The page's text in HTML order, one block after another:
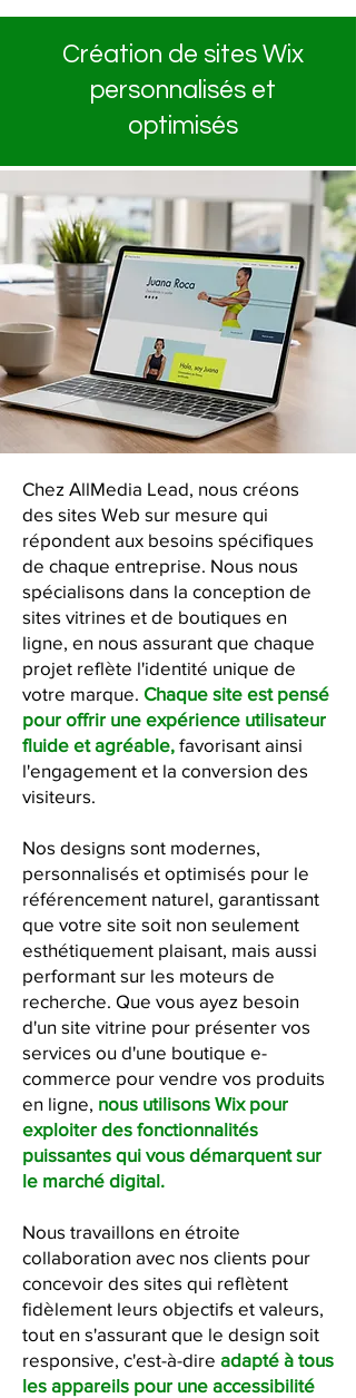
Création de sites Wix
personnalisés et
optimisés
Chez AllMedia Lead, nous créons
des sites Web sur mesure qui
répondent aux besoins spécifiques
de chaque entreprise. Nous nous
spécialisons dans la conception de
sites vitrines et de boutiques en
ligne, en nous assurant que chaque
projet reflète l'identité unique de
votre marque. Chaque site est pensé
pour offrir une expérience utilisateur
fluide et agréable, favorisant ainsi
l'engagement et la conversion des
visiteurs.
Nos designs sont modernes,
personnalisés et optimisés pour le
référencement naturel, garantissant
que votre site soit non seulement
esthétiquement plaisant, mais aussi
performant sur les moteurs de
recherche. Que vous ayez besoin
d'un site vitrine pour présenter vos
services ou d'une boutique e-
commerce pour vendre vos produits
en ligne, nous utilisons Wix pour
exploiter des fonctionnalités
puissantes qui vous démarquent sur
le marché digital.
Nous travaillons en étroite
collaboration avec nos clients pour
concevoir des sites qui reflètent
fidèlement leurs objectifs et valeurs,
tout en s'assurant que le design soit
responsive, c'est-à-dire adapté à tous
les appareils pour une accessibilité